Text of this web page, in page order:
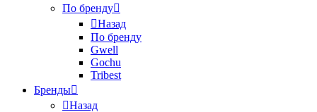
По бренду
Назад
По бренду
Gwell
Gochu
Tribest
Бренды
Назад